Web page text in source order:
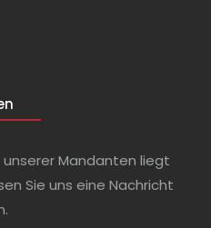
Mandanten liegt
Sie uns eine Nachricht